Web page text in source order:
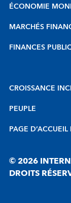
ÉCONOMIE
MARCHÉS
FINANCES
CROISSANCE
PEUPLE
PAGE
© 2026
DROITS